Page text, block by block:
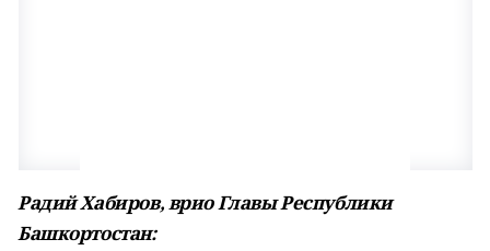
Радий Хабиров, врио Главы Республики
Башкортостан: